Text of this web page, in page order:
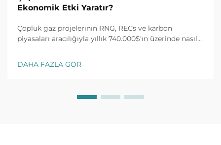
Ekonomik Etki Yaratır?
Çöplük gaz projelerinin RNG, RECs ve karbon
piyasaları aracılığıyla yıllık 740.000$'ın üzerinde nasıl
yıllık alım anlaşmalarını açın. ROI'yi en üst düzeye
çıkarın—daha fazla bilgi edinin.
DAHA FAZLA GÖR